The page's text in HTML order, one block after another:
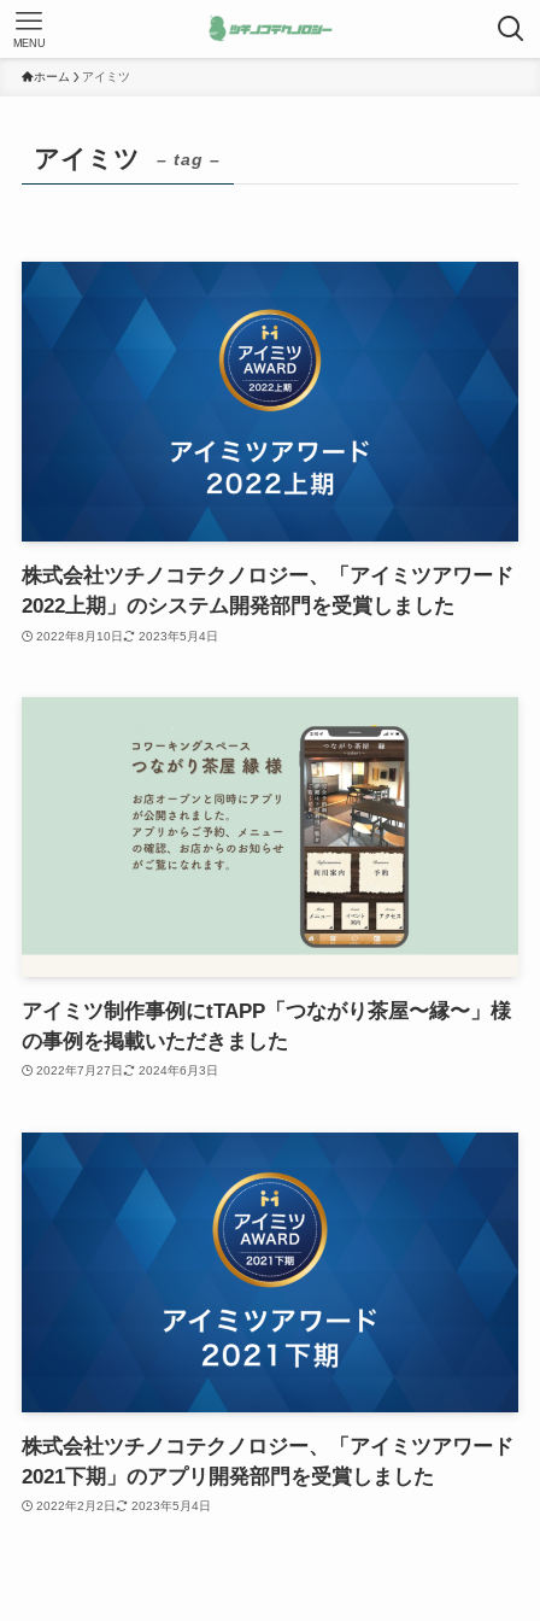
MENU
ホーム アイミツ
アイミツ – tag –
株式会社ツチノコテクノロジー、「アイミツアワード
2022上期」のシステム開発部門を受賞しました
2022年8月10日 2023年5月4日
アイミツ制作事例にtTAPP「つながり茶屋〜縁〜」様
の事例を掲載いただきました
2022年7月27日 2024年6月3日
株式会社ツチノコテクノロジー、「アイミツアワード
2021下期」のアプリ開発部門を受賞しました
2022年2月2日 2023年5月4日